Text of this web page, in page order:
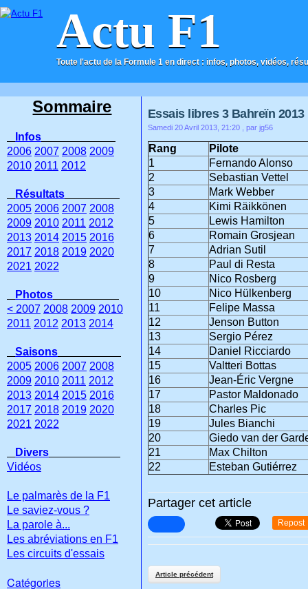
Actu F1
Toute l'actu de la Formule 1 en direct : infos, photos, vidéos,
ACCUEIL CONTACT
Essais libres 3 Bahreïn 2013
Samedi 20 Avril 2013, 21:20 , par jg56
Rang
Pilote
1
Fernando Alonso
2
Sebastian Vettel
3
Mark Webber
4
Kimi Räikkönen
5
Lewis Hamilton
6
Romain Grosjean
7
Adrian Sutil
8
Paul di Resta
9
Nico Rosberg
10
Nico Hülkenberg
11
Felipe Massa
12
Jenson Button
13
Sergio Pérez
14
Daniel Ricciardo
15
Valtteri Bottas
16
Jean-Éric Vergne
17
Pastor Maldonado
18
Charles Pic
19
Jules Bianchi
20
Giedo van der
21
Max Chilton
22
Esteban Gutiérrez
Partager cet article
Repost
Article précédent
Sommaire
Infos
2006 2007 2008 2009
2010 2011 2012
Résultats
2005 2006 2007 2008
2009 2010 2011 2012
2013 2014 2015 2016
2017 2018 2019 2020
2021 2022
Photos
< 2007 2008 2009 2010
2011 2012 2013 2014
Saisons
2005 2006 2007 2008
2009 2010 2011 2012
2013 2014 2015 2016
2017 2018 2019 2020
2021 2022
Divers
Vidéos
Le palmarès de la F1
Le saviez-vous ?
La parole à...
Les abréviations en F1
Les circuits d'essais
Catégories